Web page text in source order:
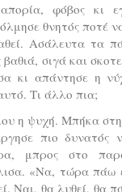
φόβος κι
θνητός ποτέ
Ασάλευτα τα
βαθιά, σιγά και
κι απάντησε η
Τι άλλο πια;
η ψυχή. Μπήκα
πιο δυνατός
μπρος στο
«Να, τώρα πάω
Ναι, θα λυθεί, θα